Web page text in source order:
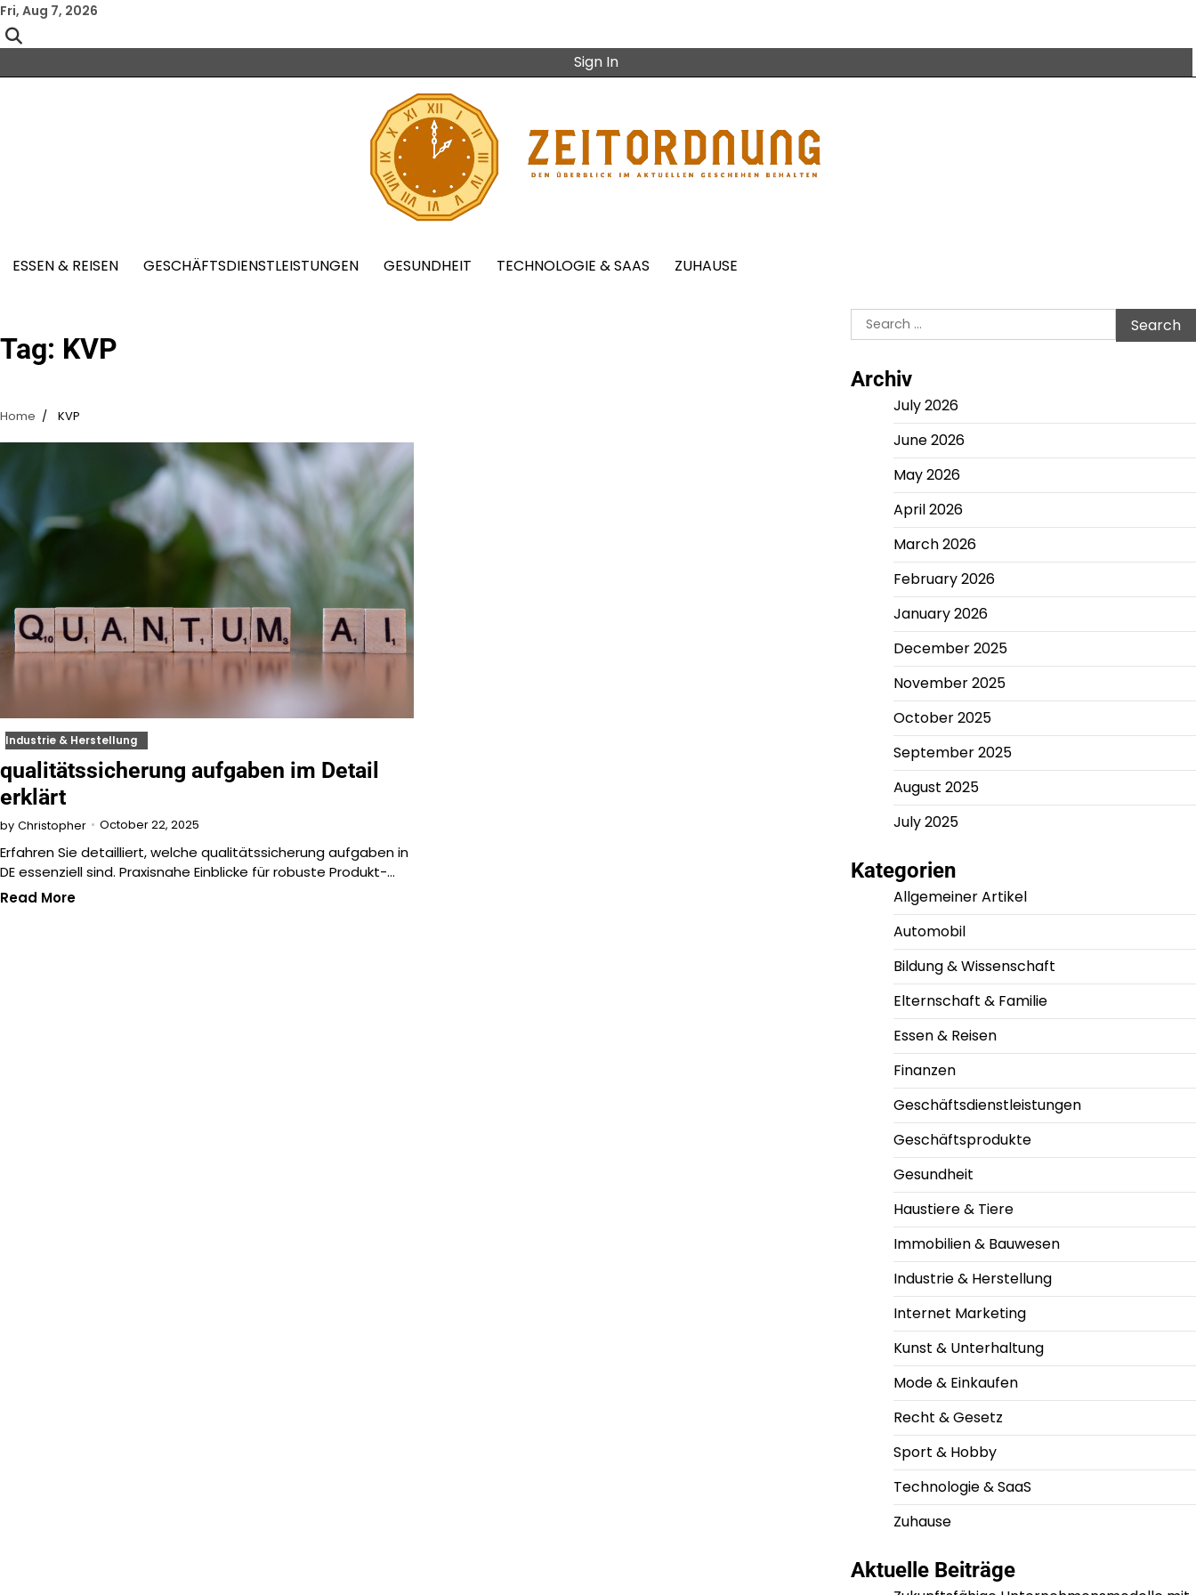
Skip
to
content
Fri, Aug 7, 2026
Sign In
ESSEN & REISEN GESCHÄFTSDIENSTLEISTUNGEN GESUNDHEIT TECHNOLOGIE & SAAS ZUHAUSE
Tag: KVP
Home KVP
Industrie & Herstellung
qualitätssicherung aufgaben im Detail
erklärt
by Christopher October 22, 2025
Erfahren Sie detailliert, welche qualitätssicherung aufgaben in
DE essenziell sind. Praxisnahe Einblicke für robuste Produkt-…
Read More
Search
for:
Archiv
July 2026
June 2026
May 2026
April 2026
March 2026
February 2026
January 2026
December 2025
November 2025
October 2025
September 2025
August 2025
July 2025
Kategorien
Allgemeiner Artikel
Automobil
Bildung & Wissenschaft
Elternschaft & Familie
Essen & Reisen
Finanzen
Geschäftsdienstleistungen
Geschäftsprodukte
Gesundheit
Haustiere & Tiere
Immobilien & Bauwesen
Industrie & Herstellung
Internet Marketing
Kunst & Unterhaltung
Mode & Einkaufen
Recht & Gesetz
Sport & Hobby
Technologie & SaaS
Zuhause
Aktuelle Beiträge